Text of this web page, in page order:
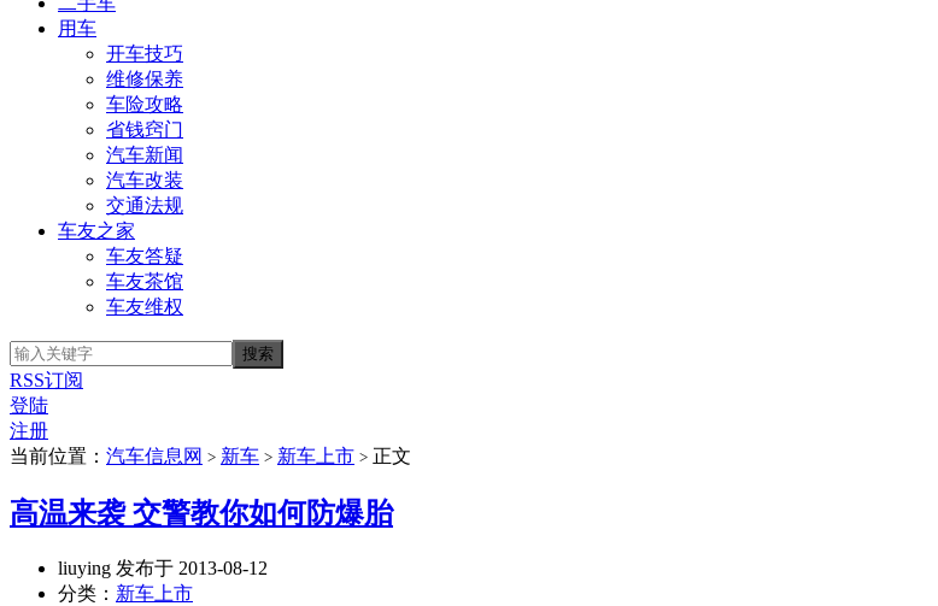
用车
开车技巧
维修保养
车险攻略
省钱窍门
汽车新闻
汽车改装
交通法规
车友之家
车友答疑
车友茶馆
车友维权
RSS订阅
登陆
注册
当前位置： 汽车信息网 > 新车 > 新车上市 > 正文
高温来袭 交警教你如何防爆胎
liuying 发布于 2013-08-12
分类： 新车上市